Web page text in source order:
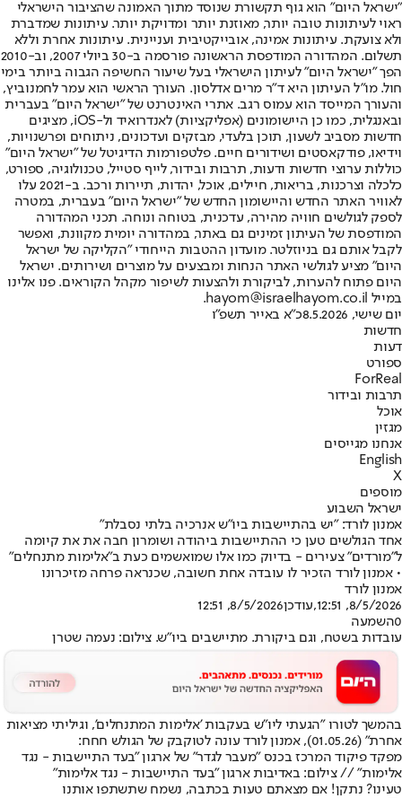
"ישראל היום" הוא גוף תקשורת שנוסד מתוך האמונה שהציבור הישראלי
ראוי לעיתונות טובה יותר, מאוזנת יותר ומדויקת יותר. עיתונות שמדברת
ולא צועקת. עיתונות אמינה, אובייקטיבית ועניינית. עיתונות אחרת וללא
תשלום. המהדורה המודפסת הראשונה פורסמה ב-30 ביולי 2007, וב-2010
הפך "ישראל היום" לעיתון הישראלי בעל שיעור החשיפה הגבוה ביותר בימי
חול. מו"ל העיתון היא ד"ר מרים אדלסון. העורך הראשי הוא עמר לחמנוביץ,
והעורך המייסד הוא עמוס רגב. אתרי האינטרנט של "ישראל היום" בעברית
ובאנגלית, כמו כן היישומונים (אפליקציות) לאנדרואיד ול-iOS, מציגים
חדשות מסביב לשעון, תוכן בלעדי, מבזקים ועדכונים, ניתוחים ופרשנויות,
וידיאו, פודקאסטים ושידורים חיים. פלטפורמות הדיגיטל של "ישראל היום"
כוללות ערוצי חדשות ודעות, תרבות ובידור, לייף סטייל, טכנולוגיה, ספורט,
כלכלה וצרכנות, בריאות, חיילים, אוכל, יהדות, תיירות ורכב. ב-2021 עלו
לאוויר האתר החדש והיישומון החדש של "ישראל היום" בעברית, במטרה
לספק לגולשים חוויה מהירה, עדכנית, בטוחה ונוחה. תכני המהדורה
המודפסת של העיתון זמינים גם באתר, במהדורה יומית מקוונת, ואפשר
לקבל אותם גם בניוזלטר. מועדון ההטבות הייחודי "הקליקה של ישראל
היום" מציע לגולשי האתר הנחות ומבצעים על מוצרים ושירותים. ישראל
היום פתוח להערות, לביקורת ולהצעות לשיפור מקהל הקוראים. פנו אלינו
במייל hayom@israelhayom.co.il.
יום שישי, 8.5.2026
כ"א באייר תשפ"ו
חדשות
דעות
ספורט
ForReal
תרבות ובידור
אוכל
מגזין
אנחנו מגייסים
English
X
מוספים
ישראל השבוע
אמנון לורד: "יש בהתיישבות ביו"ש אנרכיה בלתי נסבלת"
אחד הגולשים טען כי ההתיישבות ביהודה ושומרון חבה את את קיומה
ל"מורדים" צעירים - בדיוק כמו אלו שמואשמים כעת ב"אלימות מתנחלים"
• אמנון לורד הזכיר לו עובדה אחת חשובה, שכנראה פרחה מזיכרונו
אמנון לורד
8/5/2026, 12:51
,עודכן8/5/2026, 12:51
0השמעה
עובדות בשטח, וגם ביקורת. מתיישבים ביו"ש. צילום: נעמה שטרן
בהמשך לטורו "הגעתי ליו"ש בעקבות 'אלימות המתנחלים', וגיליתי מציאות
אחרת" (01.05.26), אמנון לורד עונה לטוקבק של הגולש חחח:
מפקד פיקוד המרכז בכנס "מעבר לגדר" של ארגון "בעד התיישבות - נגד
אלימות" // צילום: באדיבות ארגון "בעד התיישבות - נגד אלימות"
טעינו? נתקן! אם מצאתם טעות בכתבה, נשמח שתשתפו אותנו